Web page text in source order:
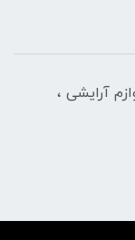
آرایشی ،